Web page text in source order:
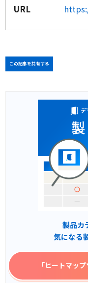
URL
この記事を共有する
製品カ
気になる
「ヒートマップ